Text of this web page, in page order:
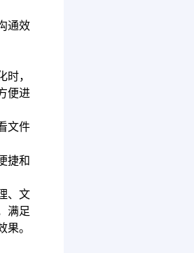
通效
，
便进
文件
捷和
、文
满足
。